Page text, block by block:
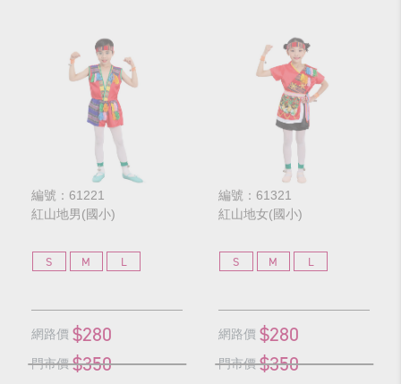
編號：61221
紅山地男(國小)
S M L
網路價 $280
門市價 $350
編號：61321
紅山地女(國小)
S M L
網路價 $280
門市價 $350